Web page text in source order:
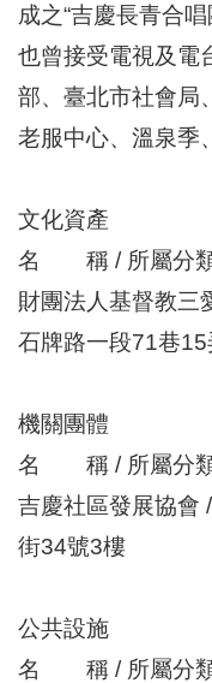
成之“吉慶長青合
也曾接受電視及電
部、臺北市社會局
老服中心、溫泉季
文化資產
名 稱 / 所屬分
財團法人基督教三
石牌路一段71巷15
機關團體
名 稱 / 所屬
吉慶社區發展協會
街34號3樓
公共設施
名 稱 / 所屬